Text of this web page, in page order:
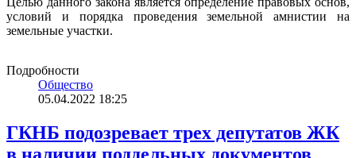
условий и порядка проведения земельной амнистии на
земельные участки.
Подробности
Общество
05.04.2022 18:25
ГКНБ подозревает трех депутатов ЖК